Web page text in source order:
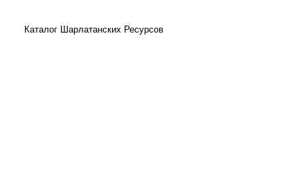
Каталог Шарлатанских Ресурсов